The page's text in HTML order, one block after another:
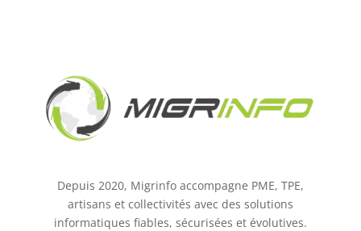
Depuis 2020, Migrinfo accompagne PME, TPE,
artisans et collectivités avec des solutions
informatiques fiables, sécurisées et évolutives.